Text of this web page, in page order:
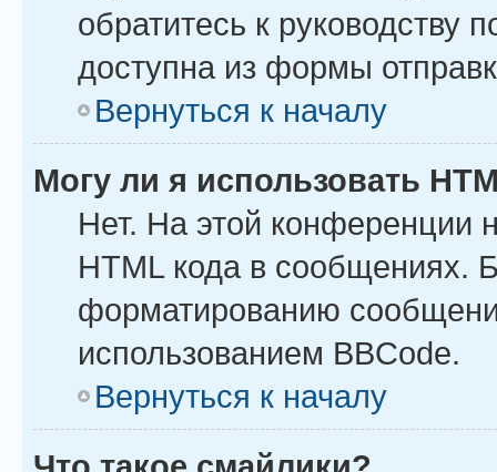
обратитесь к руководству
доступна из формы
Вернуться к началу
Могу ли я использовать
Нет. На этой конференции
HTML кода в сообщениях.
форматированию
использованием BBCode.
Вернуться к началу